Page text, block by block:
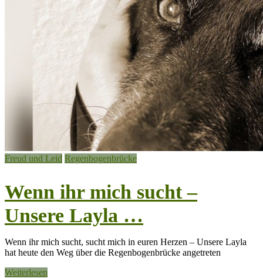
Freud und Leid Regenbogenbrücke
Wenn ihr mich sucht –
Unsere Layla …
Wenn ihr mich sucht, sucht mich in euren Herzen – Unsere Layla
hat heute den Weg über die Regenbogenbrücke angetreten
Weiterlesen